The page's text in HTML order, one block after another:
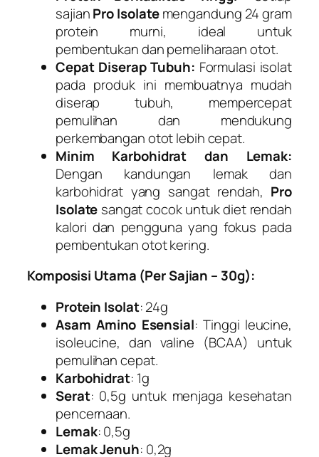
sajianPro Isolatemengandung 24 gram
protein murni, ideal untuk
pembentukan dan pemeliharaan otot.
Cepat Diserap Tubuh: Formulasi isolat
pada produk ini membuatnya mudah
diserap tubuh, mempercepat
pemulihan dan mendukung
perkembangan otot lebih cepat.
Minim Karbohidrat dan Lemak:
Dengan kandungan lemak dan
karbohidrat yang sangat rendah, Pro
Isolate sangat cocok untuk diet rendah
kalori dan pengguna yang fokus pada
pembentukan otot kering.
Komposisi Utama (Per Sajian – 30g):
Protein Isolat: 24g
Asam Amino Esensial: Tinggi leucine,
isoleucine, dan valine (BCAA) untuk
pemulihan cepat.
Karbohidrat: 1g
Serat: 0,5g untuk menjaga kesehatan
pencernaan.
Lemak: 0,5g
Lemak Jenuh: 0,2g